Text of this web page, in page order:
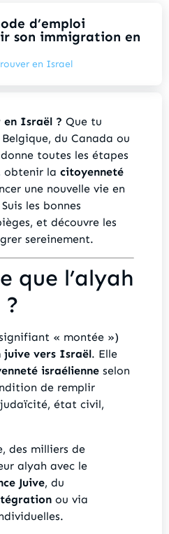
d’emploi
son immigration en
en Israel
en Israël ? Que tu
du Canada ou
toutes les étapes
obtenir la citoyenneté
une nouvelle vie en
les bonnes
et découvre les
sereinement.
que l’alyah
« montée »)
vers Israël. Elle
israélienne selon
de remplir
état civil,
des milliers de
alyah avec le
Juive, du
ou via